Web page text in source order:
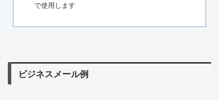
で使用します
ビジネスメール例